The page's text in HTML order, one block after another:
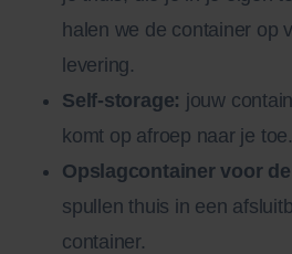
halen we de container op
levering.
Self-storage: jouw
komt op afroep naar je toe.
Opslagcontainer voor
spullen thuis in een
container.